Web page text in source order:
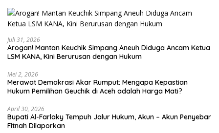
Juli 31, 2026
Arogan! Mantan Keuchik Simpang Aneuh Diduga Ancam Ketua
LSM KANA, Kini Berurusan dengan Hukum
Mei 2, 2026
Merawat Demokrasi Akar Rumput: Mengapa Kepastian
April 30, 2026
Bupati Al-Farlaky Tempuh Jalur Hukum, Akun – Akun Penyebar
Fitnah Dilaporkan